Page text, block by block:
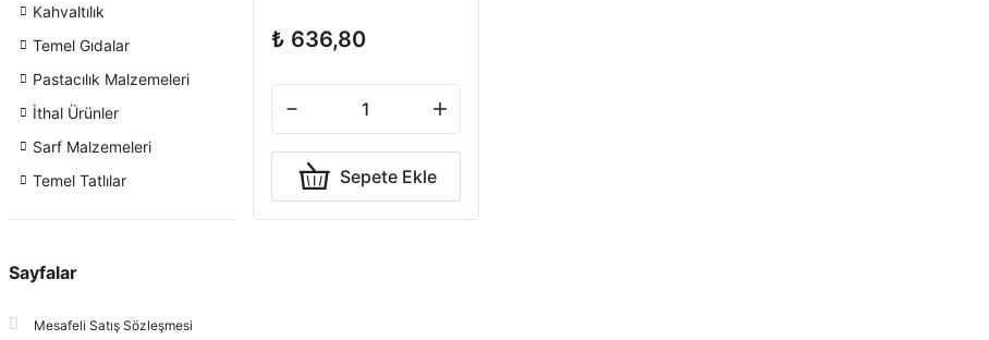
Kahvaltılık
Temel Gıdalar
Pastacılık Malzemeleri
İthal Ürünler
Sarf Malzemeleri
Temel Tatlılar
Sayfalar
Mesafeli Satış Sözleşmesi
₺ 636,80
Sepete Ekle